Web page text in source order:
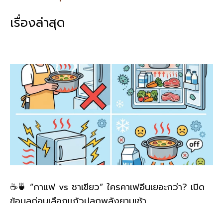
k
เรื่องล่าสุด
☕🍵 “กาแฟ vs ชาเขียว” ใครคาเฟอีนเยอะกว่า? เปิด